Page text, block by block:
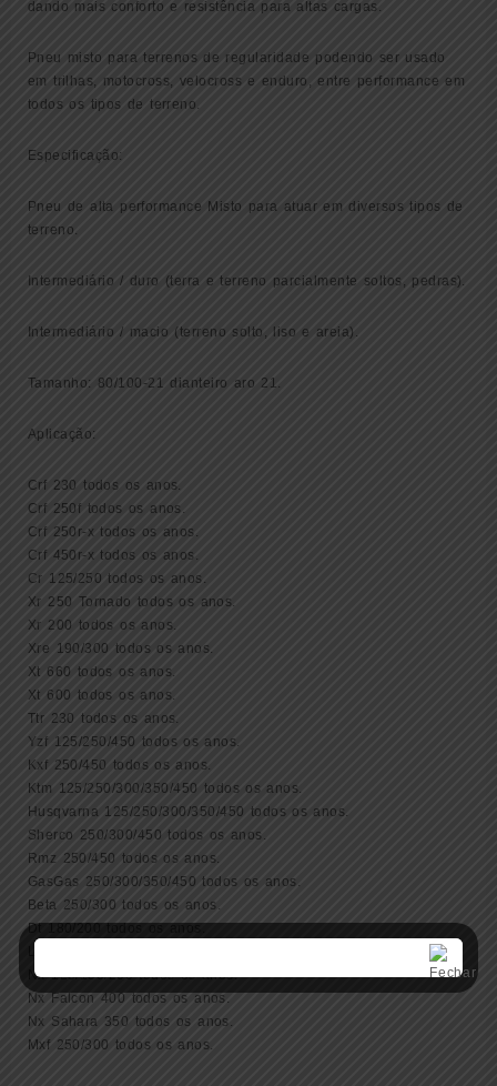
dando mais conforto e resistência para altas cargas.
Pneu misto para terrenos de regularidade podendo ser usado
em trilhas, motocross, velocross e enduro, entre performance em
todos os tipos de terreno.
Especificação:
Pneu de alta performance Misto para atuar em diversos tipos de
terreno.
Intermediário / duro (terra e terreno parcialmente soltos, pedras).
Intermediário / macio (terreno solto, liso e areia).
Tamanho: 80/100-21 dianteiro aro 21.
Aplicação:
Crf 230 todos os anos.
Crf 250f todos os anos.
Crf 250r-x todos os anos.
Crf 450r-x todos os anos.
Cr 125/250 todos os anos.
Xr 250 Tornado todos os anos.
Xr 200 todos os anos.
Xre 190/300 todos os anos.
Xt 660 todos os anos.
Xt 600 todos os anos.
Ttr 230 todos os anos.
Yzf 125/250/450 todos os anos.
Kxf 250/450 todos os anos.
Ktm 125/250/300/350/450 todos os anos.
Husqvarna 125/250/300/350/450 todos os anos.
Sherco 250/300/450 todos os anos.
Rmz 250/450 todos os anos.
GasGas 250/300/350/450 todos os anos.
Beta 250/300 todos os anos.
Dt 180/200 todos os anos.
Nx 125/150/200 todos os anos.
Nx Falcon 400 todos os anos.
Nx Sahara 350 todos os anos.
Mxf 250/300 todos os anos.